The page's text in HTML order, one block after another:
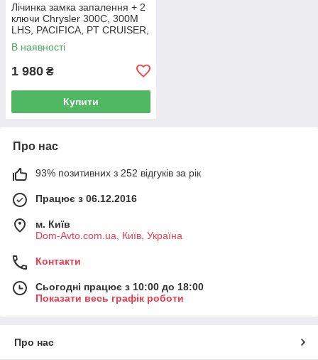
Лічинка замка запалення + 2
ключи Chrysler 300C, 300M
LHS, PACIFICA, PT CRUISER,
SEBRING 5003843AB
В наявності
1 980 ₴
Купити
Про нас
93% позитивних з 252 відгуків за рік
Працює з 06.12.2016
м. Київ
Dom-Avto.com.ua, Київ, Україна
Контакти
Сьогодні працює з 10:00 до 18:00
Показати весь графік роботи
Про нас